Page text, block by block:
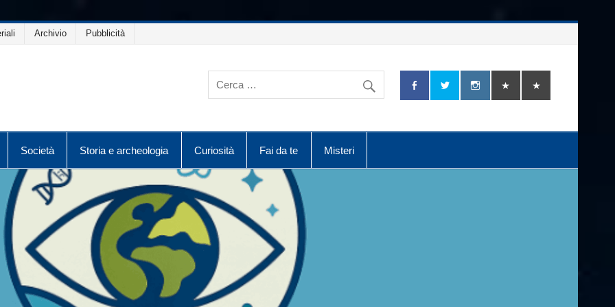
Archivio Pubblicità
Società Storia e archeologia Curiosità Fai da te Misteri